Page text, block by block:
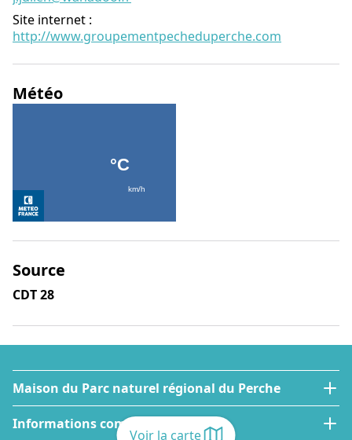
Voir la carte
Site internet :
http://www.groupementpecheduperche.com
Météo
Source
CDT 28
Maison du Parc naturel régional du Perche
Informations complémentaires